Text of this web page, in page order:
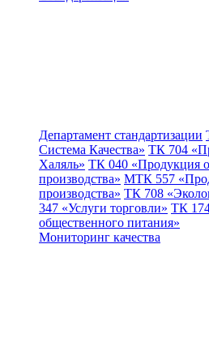
Департамент стандартизации
Система Качества» ТК 704
Халяль» ТК 040 «Продукция
производства» МТК 557
производства» ТК 708
347 «Услуги торговли» ТК
общественного питания»
Мониторинг качества